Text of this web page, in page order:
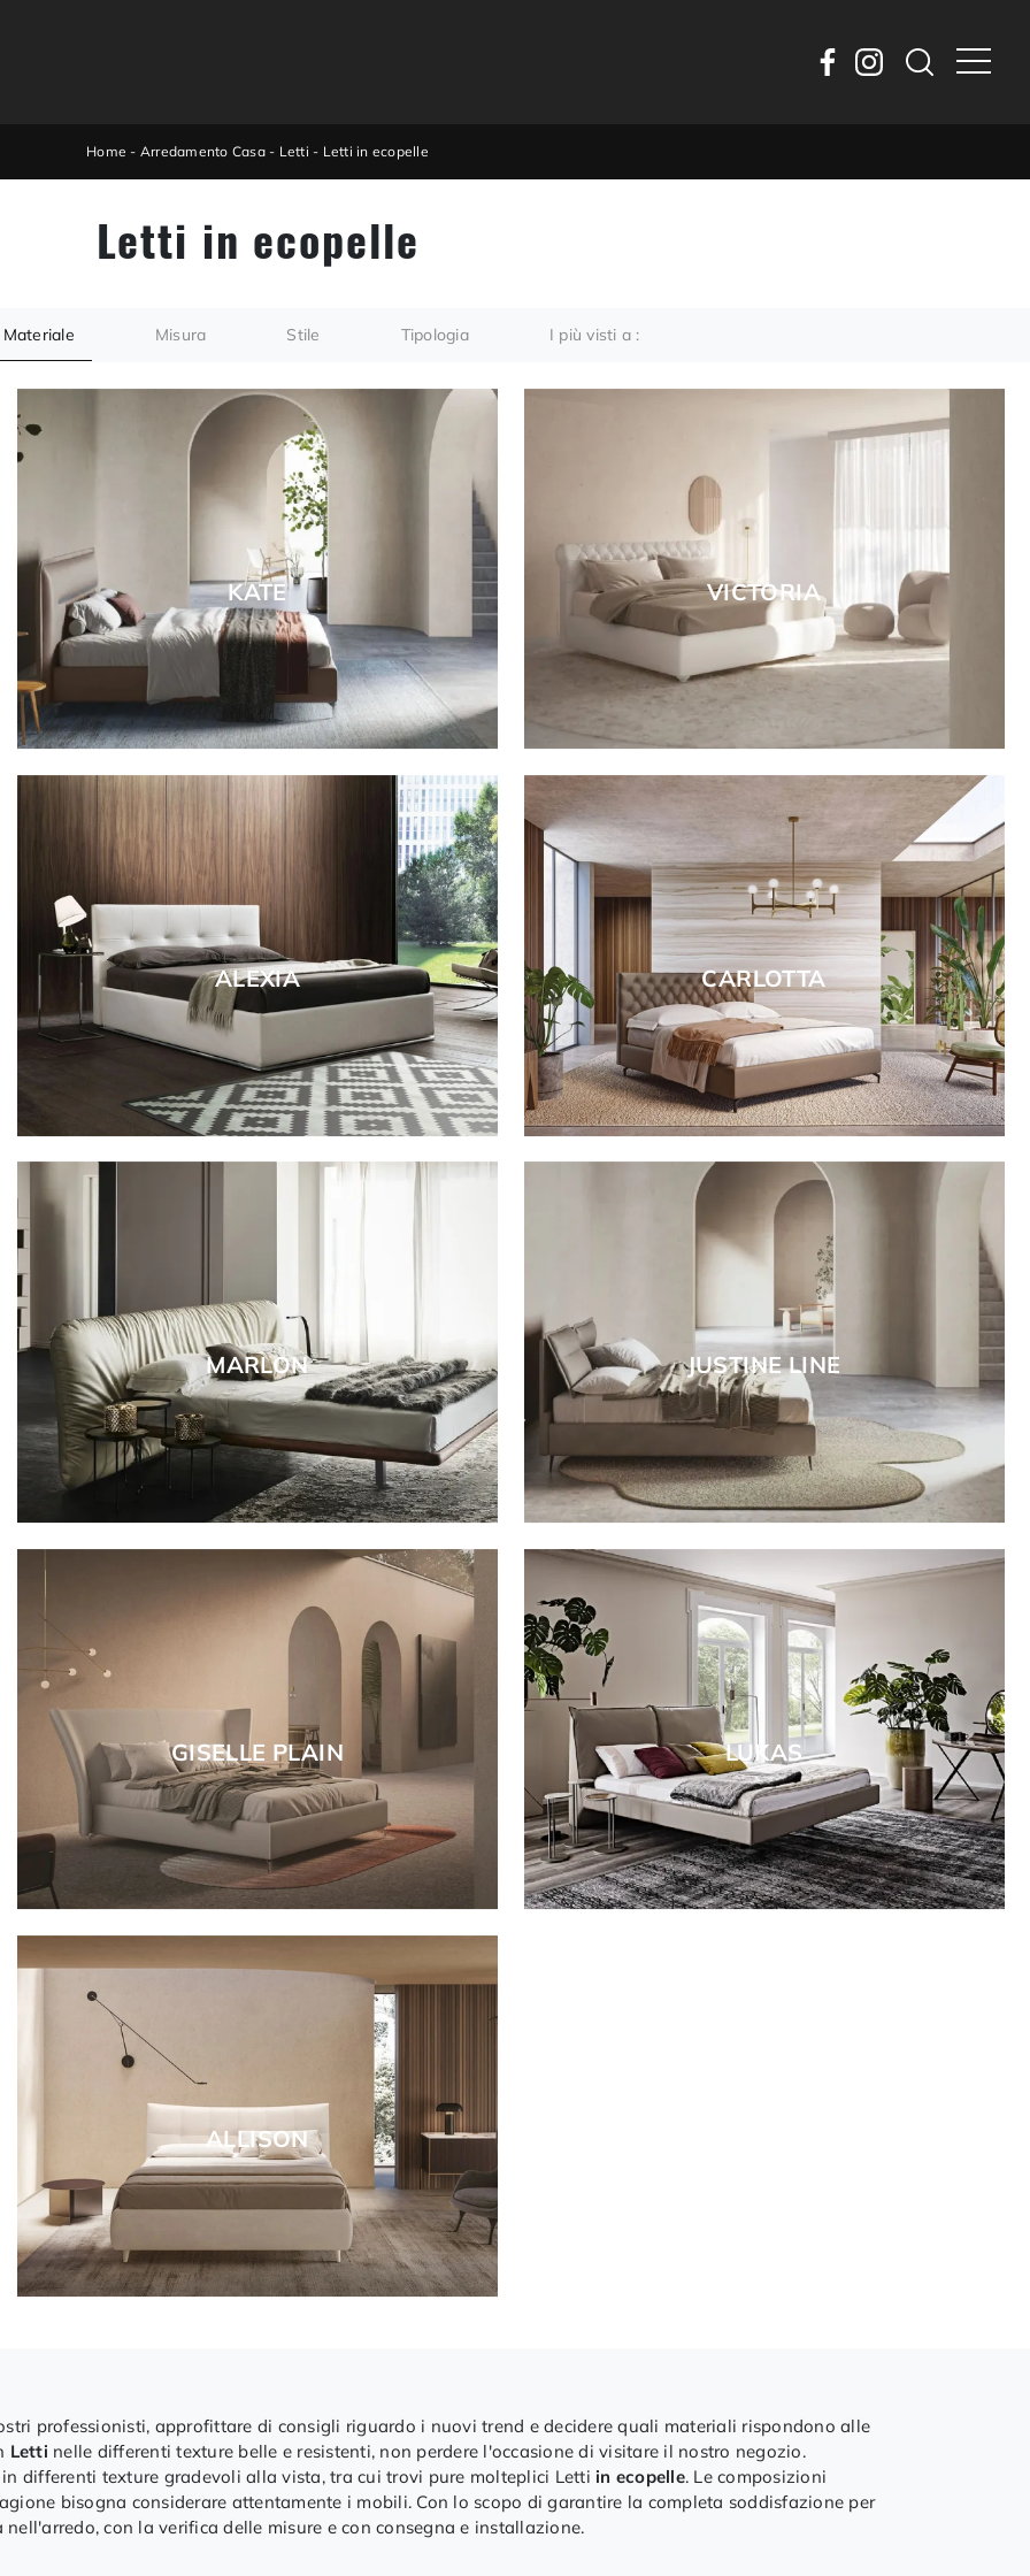
Home - Arredamento Casa- Letti - Letti in ecopelle
Letti in ecopelle
Materiale Misura Stile Tipologia I più visti a :
KATE VICTORIA
ALEXIA CARLOTTA
MARLON JUSTINE LINE
GISELLE PLAIN LUKAS
ALLISON
professionisti, approfittare di consigli riguardo i nuovi trend e decidere quali materiali rispondono alle
Letti nelle differenti texture belle e resistenti, non perdere l'occasione di visitare il nostro negozio.
differenti texture gradevoli alla vista, tra cui trovi pure molteplici Letti in ecopelle. Le composizioni
bisogna considerare attentamente i mobili. Con lo scopo di garantire la completa soddisfazione per
con la verifica delle misure e con consegna e installazione.